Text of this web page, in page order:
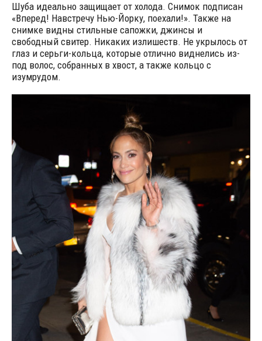
Шуба идеально защищает от холода. Снимок подписан
«Вперед! Навстречу Нью-Йорку, поехали!». Также на
снимке видны стильные сапожки, джинсы и
свободный свитер. Никаких излишеств. Не укрылось от
глаз и серьги-кольца, которые отлично виднелись из-
под волос, собранных в хвост, а также кольцо с
изумрудом.